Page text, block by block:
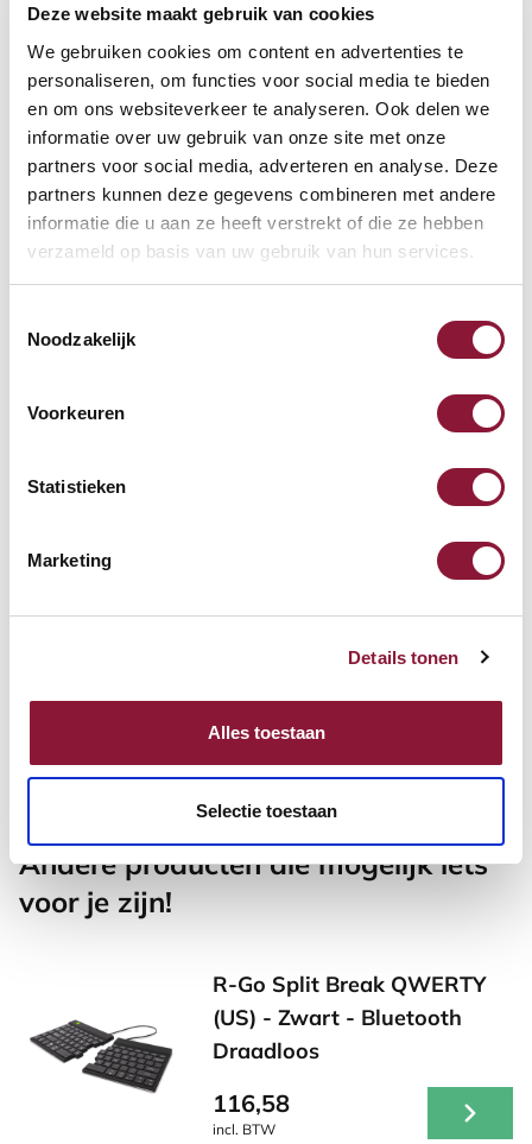
Deze website maakt gebruik van cookies
We gebruiken cookies om content en advertenties te
personaliseren, om functies voor social media te bieden
en om ons websiteverkeer te analyseren. Ook delen we
informatie over uw gebruik van onze site met onze
partners voor social media, adverteren en analyse. Deze
partners kunnen deze gegevens combineren met andere
informatie die u aan ze heeft verstrekt of die ze hebben
verzameld op basis van uw gebruik van hun services.
Noodzakelijk
Voorkeuren
Statistieken
Marketing
Details tonen
Alles toestaan
Selectie toestaan
Vaak samen gekocht met
SRM Evolution verticale
muis rechtshandig draadloos
69,08
incl. BTW
Toetsenbord polssteun met
incl. BTW
Andere producten die mogelijk iets
voor je zijn!
R-Go Split Break QWERTY
(US) - Zwart - Bluetooth
Draadloos
116,58
incl. BTW